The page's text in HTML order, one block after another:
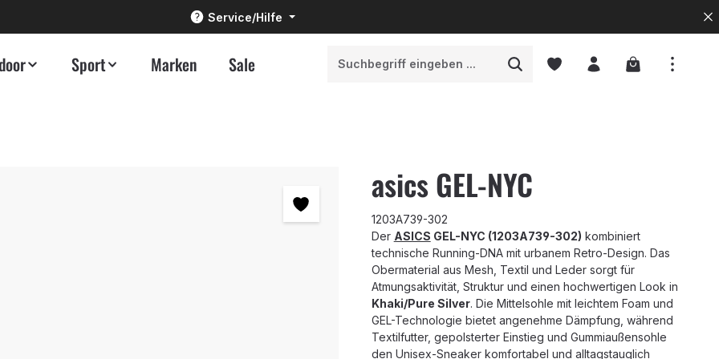
Service/Hilfe
Sport Marken Sale Warenkorb
asics GEL-NYC
1203A739-302
Der ASICS GEL-NYC (1203A739-302) kombiniert
technische Running-DNA mit urbanem Retro-Design. Das
Obermaterial aus Mesh, Textil und Leder sorgt für
Atmungsaktivität, Struktur und einen hochwertigen Look in
Khaki/Pure Silver. Die Mittelsohle mit leichtem Foam und
GEL-Technologie bietet angenehme Dämpfung, während
Textilfutter, gepolsterter Einstieg und Gummiaußensohle
den Unisex-Sneaker komfortabel und alltagstauglich